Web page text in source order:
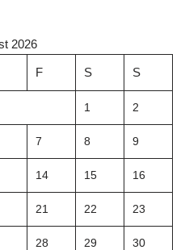
2026
F S S
1 2
7 8 9
14 15 16
21 22 23
28 29 30